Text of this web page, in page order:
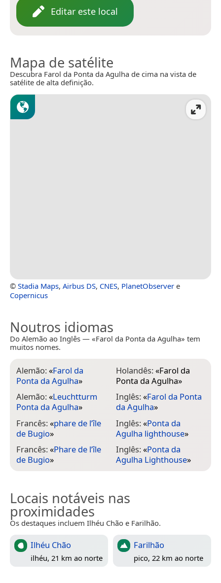
Editar este local
Mapa de satélite
Descubra Farol da Ponta da Agulha de cima na vista de
satélite de alta definição.
© Stadia Maps, Airbus DS, CNES, PlanetObserver e
Copernicus
Noutros idiomas
Do Alemão ao Inglês — «Farol da Ponta da Agulha» tem
muitos nomes.
Alemão:«Farol da
Ponta da Agulha»
Alemão:«Leuchtturm
Ponta da Agulha»
Francês:«phare de l’île
de Bugio»
Francês:«Phare de l’île
de Bugio»
Holandês:«Farol da
Ponta da Agulha»
Inglês:«Farol da Ponta
da Agulha»
Inglês:«Ponta da
Agulha lighthouse»
Inglês:«Ponta da
Agulha Lighthouse»
Locais notáveis nas
proximidades
Os destaques incluem Ilhéu Chão e Farilhão.
Ilhéu Chão
ilhéu, 21 km ao norte
Farilhão
pico, 22 km ao norte